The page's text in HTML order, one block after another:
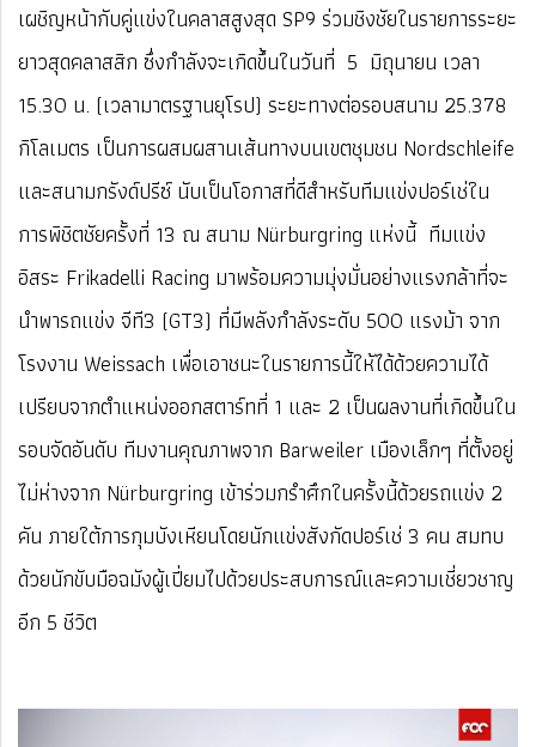
เผชิญหน้ากับคู่แข่งในคลาสสูงสุด SP9 ร่วมชิงชัยในรายการระยะ
ยาวสุดคลาสสิก ซึ่งกำลังจะเกิดขึ้นในวันที่ 5 มิถุนายน เวลา
15.30 น. (เวลามาตรฐานยุโรป) ระยะทางต่อรอบสนาม 25.378
กิโลเมตร เป็นการผสมผสานเส้นทางบนเขตชุมชน Nordschleife
และสนามกรังด์ปรีซ์ นับเป็นโอกาสที่ดีสำหรับทีมแข่งปอร์เช่ใน
การพิชิตชัยครั้งที่ 13 ณ สนาม Nürburgring แห่งนี้ ทีมแข่ง
อิสระ Frikadelli Racing มาพร้อมความมุ่งมั่นอย่างแรงกล้าที่จะ
นำพารถแข่ง จีที3 (GT3) ที่มีพลังกำลังระดับ 500 แรงม้า จาก
โรงงาน Weissach เพื่อเอาชนะในรายการนี้ให้ได้ด้วยความได้
เปรียบจากตำแหน่งออกสตาร์ทที่ 1 และ 2 เป็นผลงานที่เกิดขึ้นใน
รอบจัดอันดับ ทีมงานคุณภาพจาก Barweiler เมืองเล็กๆ ที่ตั้งอยู่
ไม่ห่างจาก Nürburgring เข้าร่วมกรำศึกในครั้งนี้ด้วยรถแข่ง 2
คัน ภายใต้การกุมบังเหียนโดยนักแข่งสังกัดปอร์เช่ 3 คน สมทบ
ด้วยนักขับมือฉมังผู้เปี่ยมไปด้วยประสบการณ์และความเชี่ยวชาญ
อีก 5 ชีวิต